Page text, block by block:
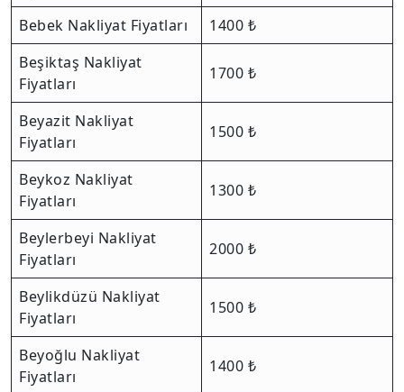
Bebek Nakliyat Fiyatları
1400 ₺
Beşiktaş Nakliyat
Fiyatları
1700 ₺
Beyazit Nakliyat
Fiyatları
1500 ₺
Beykoz Nakliyat
Fiyatları
1300 ₺
Beylerbeyi Nakliyat
Fiyatları
2000 ₺
Beylikdüzü Nakliyat
Fiyatları
1500 ₺
Beyoğlu Nakliyat
Fiyatları
1400 ₺